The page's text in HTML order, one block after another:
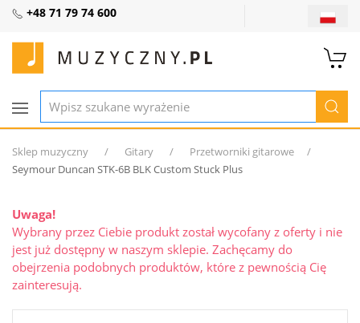
+48 71 79 74 600
Sklep muzyczny Gitary
Przetworniki gitarowe
Seymour Duncan STK-6B BLK Custom Stuck Plus
Uwaga!
Wybrany przez Ciebie produkt został wycofany z oferty i nie
jest już dostępny w naszym sklepie. Zachęcamy do
obejrzenia podobnych produktów, które z pewnością Cię
zainteresują.